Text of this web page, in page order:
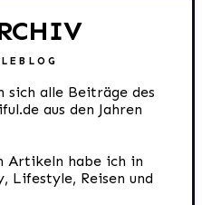
sich alle Beiträge des
aus den Jahren
Artikeln habe ich in
Lifestyle, Reisen und